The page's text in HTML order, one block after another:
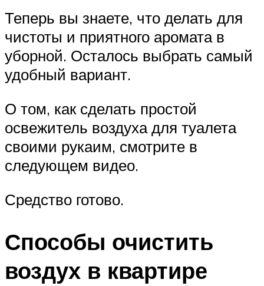
Теперь вы знаете, что делать для
чистоты и приятного аромата в
уборной. Осталось выбрать самый
удобный вариант.
О том, как сделать простой
освежитель воздуха для туалета
своими рукаим, смотрите в
следующем видео.
Средство готово.
Способы очистить
воздух в квартире